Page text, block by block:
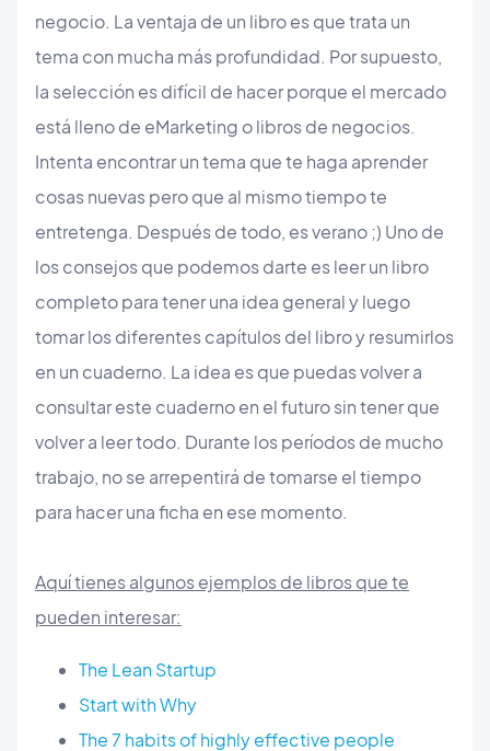
negocio. La ventaja de un libro es que trata un
tema con mucha más profundidad. Por supuesto,
la selección es difícil de hacer porque el mercado
está lleno de eMarketing o libros de negocios.
Intenta encontrar un tema que te haga aprender
cosas nuevas pero que al mismo tiempo te
entretenga. Después de todo, es verano ;) Uno de
los consejos que podemos darte es leer un libro
completo para tener una idea general y luego
tomar los diferentes capítulos del libro y resumirlos
en un cuaderno. La idea es que puedas volver a
consultar este cuaderno en el futuro sin tener que
volver a leer todo. Durante los períodos de mucho
trabajo, no se arrepentirá de tomarse el tiempo
para hacer una ficha en ese momento.
Aquí tienes algunos ejemplos de libros que te
pueden interesar:
The Lean Startup
Start with Why
The 7 habits of highly effective people